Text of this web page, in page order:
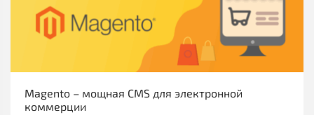
Magento – мощная CMS для электронной
коммерции